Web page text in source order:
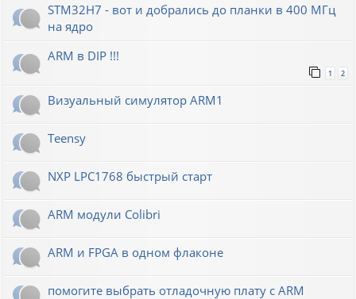
STM32H7 - вот и добрались до планки в 400 МГц
на ядро
ARM в DIP !!!
1 2
Визуальный симулятор ARM1
Teensy
NXP LPC1768 быстрый старт
ARM модули Colibri
ARM и FPGA в одном флаконе
помогите выбрать отладочную плату с ARM